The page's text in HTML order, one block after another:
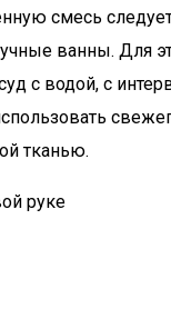
смесь
ванны. Для
с водой, с
тканью.
руке